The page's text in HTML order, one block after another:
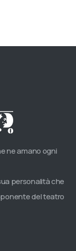
ne amano ogni
personalità che
del teatro